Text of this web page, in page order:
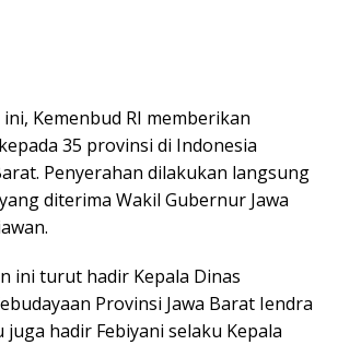
Kemenbud RI memberikan
35 provinsi di Indonesia
Penyerahan dilakukan langsung
diterima Wakil Gubernur Jawa
ini turut hadir Kepala Dinas
Provinsi Jawa Barat Iendra
juga hadir Febiyani selaku Kepala